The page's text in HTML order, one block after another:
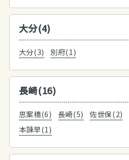
大分(4)
大分(3) 別府(1)
長崎(16)
思案橋(6) 長崎(5) 佐世保(2)
本諫早(1)